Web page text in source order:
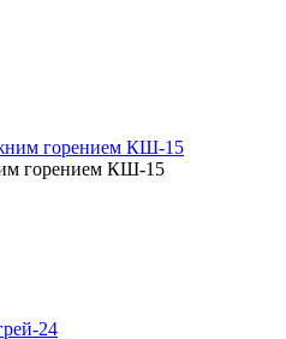
горением КШ-15